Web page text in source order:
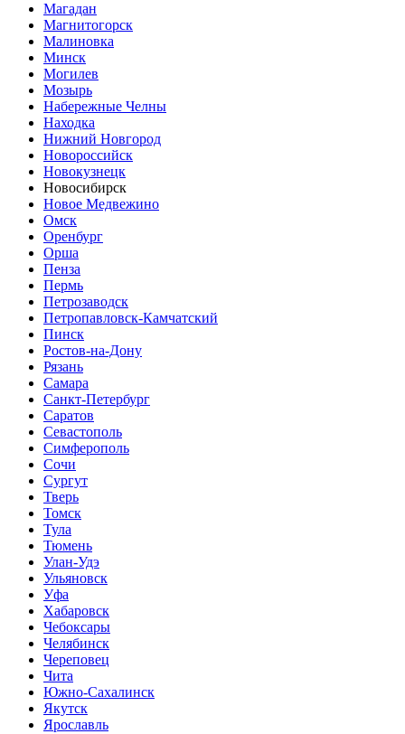
Магадан
Магнитогорск
Малиновка
Минск
Могилев
Мозырь
Набережные Челны
Находка
Нижний Новгород
Новороссийск
Новокузнецк
Новосибирск
Новое Медвежино
Омск
Оренбург
Орша
Пенза
Пермь
Петрозаводск
Петропавловск-Камчатский
Пинск
Ростов-на-Дону
Рязань
Самара
Санкт-Петербург
Саратов
Севастополь
Симферополь
Сочи
Сургут
Тверь
Томск
Тула
Тюмень
Улан-Удэ
Ульяновск
Уфа
Хабаровск
Чебоксары
Челябинск
Череповец
Чита
Южно-Сахалинск
Якутск
Ярославль